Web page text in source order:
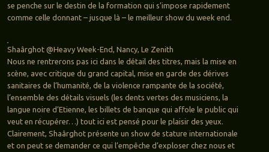
se penche sur le destin de la formation qui s’impose rapidement
comme celle donnant – jusque là – le meilleur show du week end.
Shaârghot @Heavy Week-End, Nancy, Le Zenith
Nous ne rentrerons pas ici dans le détail des titres, mais la mise en
scène, avec critique du grand capital, mise en garde des dérives
sanitaires de l’humanité, de la violence rampante de la société,
l’ensemble des détails visuels (les dents vertes des musiciens, la
langue noire d’Etienne, les billets de banque qui affole le public qui
veut en récupérer…) tout ici est pensé pour le plaisir des yeux.
Clairement, Shaârghot présente un show de stature internationale
et on peut se demander ce qui l’empêche d’exploser chez nous et